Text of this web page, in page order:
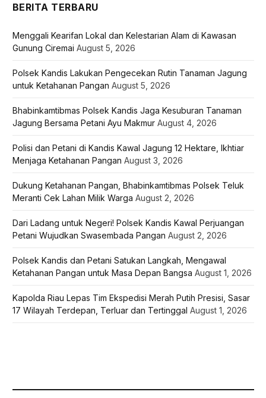
BERITA TERBARU
Menggali Kearifan Lokal dan Kelestarian Alam di Kawasan
Gunung Ciremai August 5, 2026
Polsek Kandis Lakukan Pengecekan Rutin Tanaman Jagung
untuk Ketahanan Pangan August 5, 2026
Bhabinkamtibmas Polsek Kandis Jaga Kesuburan Tanaman
Jagung Bersama Petani Ayu Makmur August 4, 2026
Polisi dan Petani di Kandis Kawal Jagung 12 Hektare, Ikhtiar
Menjaga Ketahanan Pangan August 3, 2026
Dukung Ketahanan Pangan, Bhabinkamtibmas Polsek Teluk
Meranti Cek Lahan Milik Warga August 2, 2026
Dari Ladang untuk Negeri! Polsek Kandis Kawal Perjuangan
Petani Wujudkan Swasembada Pangan August 2, 2026
Polsek Kandis dan Petani Satukan Langkah, Mengawal
Ketahanan Pangan untuk Masa Depan Bangsa August 1, 2026
Kapolda Riau Lepas Tim Ekspedisi Merah Putih Presisi, Sasar
17 Wilayah Terdepan, Terluar dan Tertinggal August 1, 2026